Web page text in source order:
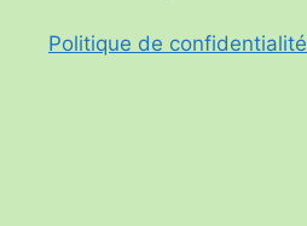
Politique de confidentialité